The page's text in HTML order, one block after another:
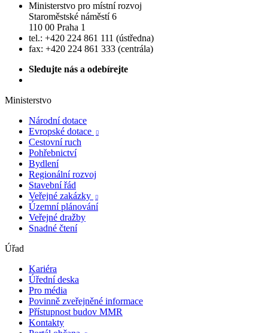
Ministerstvo pro místní rozvoj
Staroměstské náměstí 6
110 00 Praha 1
tel.: +420 224 861 111 (ústředna)
fax: +420 224 861 333 (centrála)
Sledujte nás a odebírejte
Ministerstvo
Národní dotace
Evropské dotace

Cestovní ruch
Pohřebnictví
Bydlení
Regionální rozvoj
Stavební řád
Veřejné zakázky

Územní plánování
Veřejné dražby
Snadné čtení
Úřad
Kariéra
Úřední deska
Pro média
Povinně zveřejněné informace
Přístupnost budov MMR
Kontakty